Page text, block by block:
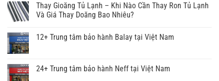
Thay Gioăng Tủ Lạnh – Khi Nào Cần Thay Ron Tủ Lạnh
Và Giá Thay Doăng Bao Nhiêu?
12+ Trung tâm bảo hành Balay tại Việt Nam
24+ Trung tâm bảo hành Neff tại Việt Nam